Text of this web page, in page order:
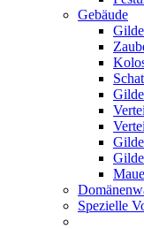
Gebäude
Spezielle